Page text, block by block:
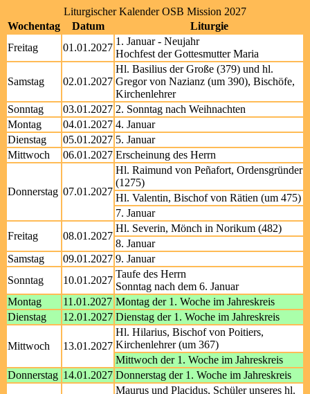
Liturgischer Kalender OSB Mission 2027
Wochentag
Datum
Liturgie
Freitag
01.01.2027
1. Januar - Neujahr
Hochfest der Gottesmutter Maria
Samstag 02.01.2027
Hl. Basilius der Große (379) und hl.
Gregor von Nazianz (um 390), Bischöfe,
Kirchenlehrer
Sonntag
03.01.2027 2. Sonntag nach Weihnachten
Montag
04.01.2027 4. Januar
Dienstag
05.01.2027 5. Januar
Mittwoch
06.01.2027 Erscheinung des Herrn
Donnerstag 07.01.2027
Hl. Raimund von Peñafort, Ordensgründer
(1275)
Hl. Valentin, Bischof von Rätien (um 475)
7. Januar
Freitag
08.01.2027
Hl. Severin, Mönch in Norikum (482)
8. Januar
Samstag
09.01.2027 9. Januar
Sonntag
10.01.2027
Taufe des Herrn
Sonntag nach dem 6. Januar
Montag
11.01.2027 Montag der 1. Woche im Jahreskreis
Dienstag
12.01.2027 Dienstag der 1. Woche im Jahreskreis
Mittwoch 13.01.2027
Hl. Hilarius, Bischof von Poitiers,
Kirchenlehrer (um 367)
Mittwoch der 1. Woche im Jahreskreis
Donnerstag 14.01.2027 Donnerstag der 1. Woche im Jahreskreis
Maurus und Placidus, Schüler unseres hl.